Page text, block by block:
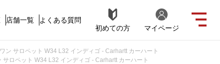
店舗一覧
よくある質問
初めての方
マイページ
ン サロペット W34 L32 インディゴ - Carhartt カーハート
ロペット W34 L32 インディゴ - Carhartt カーハート